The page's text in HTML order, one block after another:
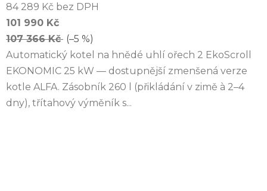
84 289 Kč bez DPH
101 990 Kč
107 366 Kč (–5 %)
Automatický kotel na hnědé uhlí ořech 2 EkoScroll
EKONOMIC 25 kW — dostupnější zmenšená verze
kotle ALFA. Zásobník 260 l (přikládání v zimě à 2–4
dny), třítahový výměník s...